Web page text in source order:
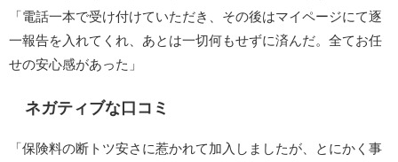
「電話一本で受け付けていただき、その後はマイページにて逐
一報告を入れてくれ、あとは一切何もせずに済んだ。全てお任
せの安心感があった」 ​
ネガティブな口コミ
「保険料の断トツ安さに惹かれて加入しましたが、とにかく事